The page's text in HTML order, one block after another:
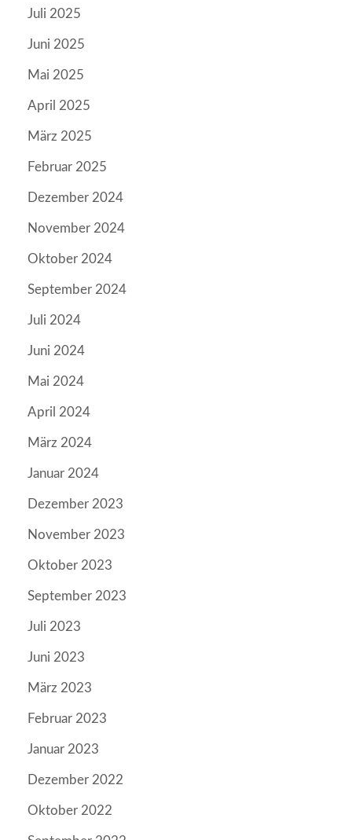
Juli 2025
Juni 2025
Mai 2025
April 2025
März 2025
Februar 2025
Dezember 2024
November 2024
Oktober 2024
September 2024
Juli 2024
Juni 2024
Mai 2024
April 2024
März 2024
Januar 2024
Dezember 2023
November 2023
Oktober 2023
September 2023
Juli 2023
Juni 2023
März 2023
Februar 2023
Januar 2023
Dezember 2022
Oktober 2022